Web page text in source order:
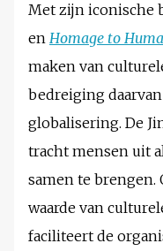
Met zijn iconische
en Homage to
maken van
bedreiging
globalisering. De
tracht mensen uit
samen te brengen.
waarde van
faciliteert de